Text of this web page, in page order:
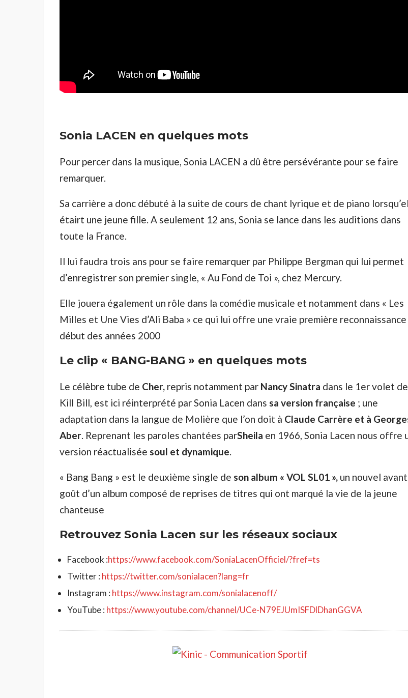
Sonia LACEN en quelques mots
Pour percer dans la musique, Sonia LACEN a dû être persévérante pour se faire
remarquer.
Sa carrière a donc débuté à la suite de cours de chant lyrique et de piano
étairt une jeune fille. A seulement 12 ans, Sonia se lance dans les auditions dans
toute la France.
Il lui faudra trois ans pour se faire remarquer par Philippe Bergman qui lui permet
d’enregistrer son premier single, « Au Fond de Toi », chez Mercury.
Elle jouera également un rôle dans la comédie musicale et notamment dans « Les
Milles et Une Vies d’Ali Baba » ce qui lui offre une vraie première reconnaissance
début des années 2000
Le clip « BANG-BANG » en quelques mots
Le célèbre tube de Cher, repris notamment par Nancy Sinatra dans le 1er volet de
Kill Bill, est ici réinterprété par Sonia Lacen dans sa version française ; une
adaptation dans la langue de Molière que l’on doit à Claude Carrère et à
Aber. Reprenant les paroles chantées parSheila en 1966, Sonia Lacen nous offre
version réactualisée soul et dynamique.
« Bang Bang » est le deuxième single de son album « VOL SL01 », un nouvel
goût d’un album composé de reprises de titres qui ont marqué la vie de la jeune
chanteuse
Retrouvez Sonia Lacen sur les réseaux sociaux
Facebook :https://www.facebook.com/SoniaLacenOfficiel/?fref=ts
Twitter : https://twitter.com/sonialacen?lang=fr
Instagram : https://www.instagram.com/sonialacenoff/
YouTube : https://www.youtube.com/channel/UCe-N79EJUmISFDlDhanGGVA